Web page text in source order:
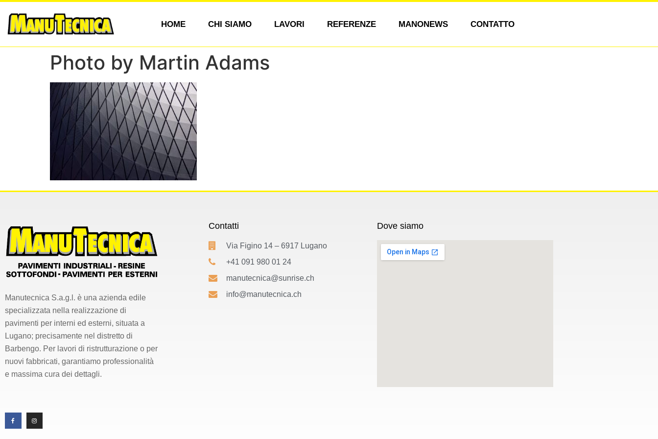
HOME CHI SIAMO LAVORI REFERENZE MANONEWS CONTATTO
Photo by Martin Adams
Manutecnica S.a.g.l. è una azienda edile
specializzata nella realizzazione di
pavimenti per interni ed esterni, situata a
Lugano; precisamente nel distretto di
Barbengo. Per lavori di ristrutturazione o per
nuovi fabbricati, garantiamo professionalità
e massima cura dei dettagli.
Contatti
Via Figino 14 – 6917 Lugano
+41 091 980 01 24
manutecnica@sunrise.ch
info@manutecnica.ch
Dove siamo